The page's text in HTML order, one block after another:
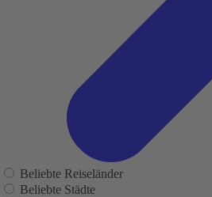
Beliebte Reiseländer
Beliebte Städte